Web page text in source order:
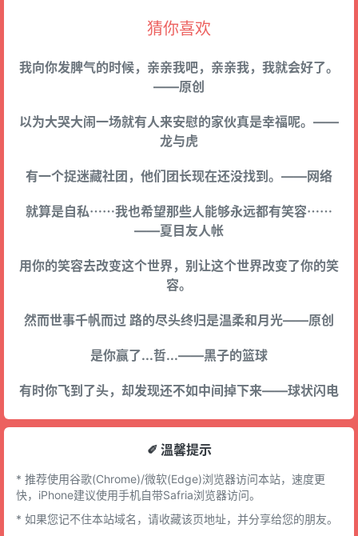
猜你喜欢
我向你发脾气的时候，亲亲我吧，亲亲我，我就会好了。
——原创
以为大哭大闹一场就有人来安慰的家伙真是幸福呢。——
龙与虎
有一个捉迷藏社团，他们团长现在还没找到。——网络
就算是自私⋯⋯我也希望那些人能够永远都有笑容⋯⋯
——夏目友人帐
用你的笑容去改变这个世界，别让这个世界改变了你的笑
容。
然而世事千帆而过 路的尽头终归是温柔和月光——原创
是你赢了...哲...——黑子的篮球
有时你飞到了头，却发现还不如中间掉下来——球状闪电
✐ 溫馨提示
* 推荐使用谷歌(Chrome)/微软(Edge)浏览器访问本站，速度更
快，iPhone建议使用手机自带Safria浏览器访问。
* 如果您记不住本站域名，请收藏该页地址，并分享给您的朋友。